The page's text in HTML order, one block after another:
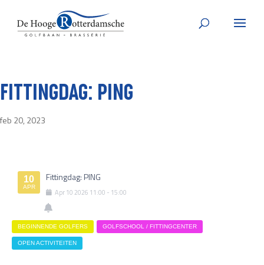
FITTINGDAG: PING
feb 20, 2023
10
APR
Fittingdag: PING
Apr102026 11:00 - 15:00
BEGINNENDE GOLFERS GOLFSCHOOL / FITTINGCENTER
OPEN ACTIVITEITEN